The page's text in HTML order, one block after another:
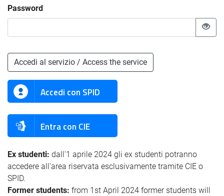
Password
Accedi al servizio / Access the service
Accedi con SPID
Entra con CIE
Ex studenti: dall'1 aprile 2024 gli ex studenti potranno
accedere all'area riservata esclusivamente tramite CIE o
SPID.
Former students: from 1st April 2024 former students will